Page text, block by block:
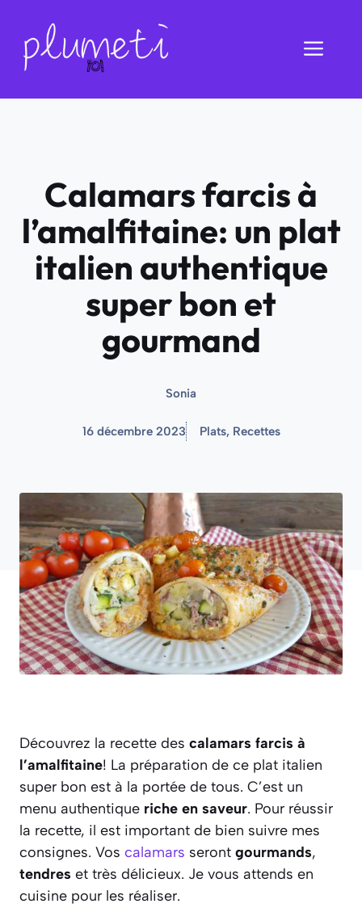
contenu
Calamars farcis à
l’amalfitaine: un plat
italien authentique
super bon et
gourmand
Sonia
16 décembre 2023 Plats, Recettes
Découvrez la recette des calamars farcis à
l’amalfitaine! La préparation de ce plat italien
super bon est à la portée de tous. C’est un
menu authentique riche en saveur. Pour réussir
la recette, il est important de bien suivre mes
consignes. Vos calamars seront gourmands,
tendres et très délicieux. Je vous attends en
cuisine pour les réaliser.